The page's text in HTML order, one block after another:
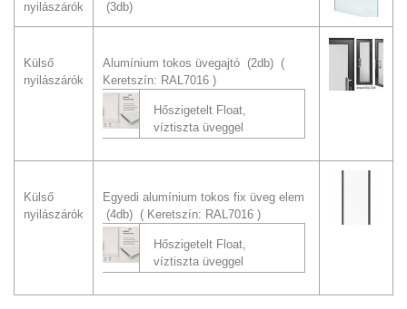
nyilászárók
(3db)
Külső
nyilászárók
Alumínium tokos üvegajtó (2db)
Keretszín: RAL7016
Hőszigetelt Float,
víztiszta üveggel
Külső
nyilászárók
Egyedi alumínium tokos fix üveg elem
(4db)
Keretszín: RAL7016
Hőszigetelt Float,
víztiszta üveggel